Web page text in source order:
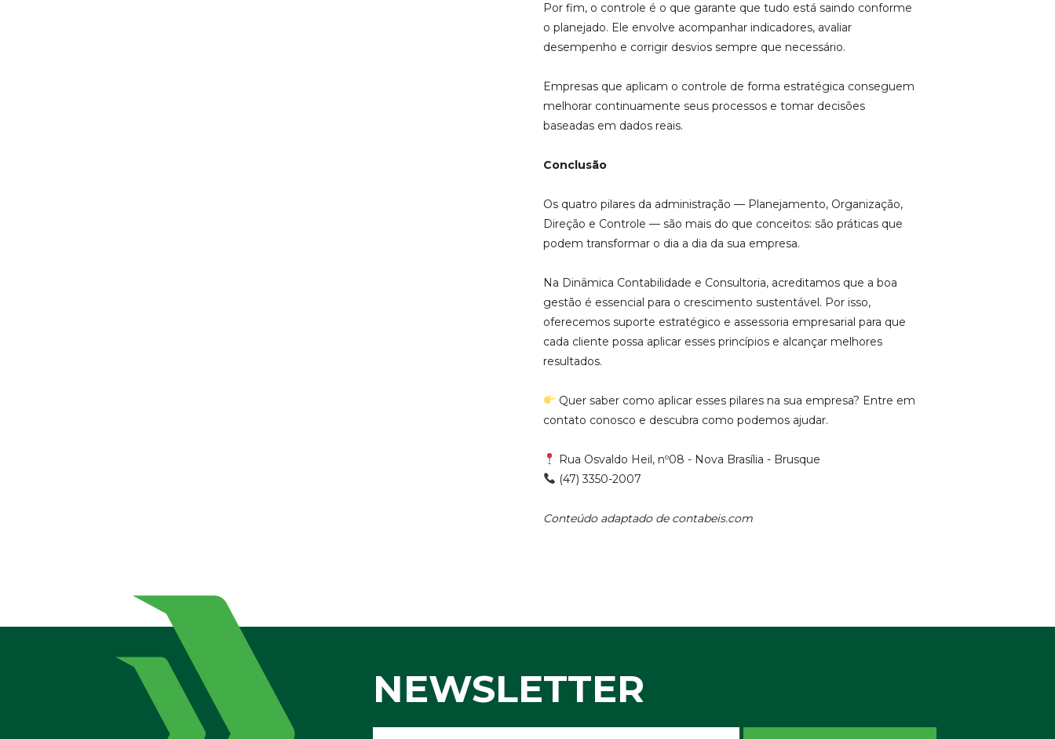
Por fim, o controle é o que garante que tudo está saindo conforme
o planejado. Ele envolve acompanhar indicadores, avaliar
desempenho e corrigir desvios sempre que necessário.
Empresas que aplicam o controle de forma estratégica conseguem
melhorar continuamente seus processos e tomar decisões
baseadas em dados reais.
Conclusão
Os quatro pilares da administração — Planejamento, Organização,
Direção e Controle — são mais do que conceitos: são práticas que
podem transformar o dia a dia da sua empresa.
Na Dinâmica Contabilidade e Consultoria, acreditamos que a boa
gestão é essencial para o crescimento sustentável. Por isso,
oferecemos suporte estratégico e assessoria empresarial para que
cada cliente possa aplicar esses princípios e alcançar melhores
resultados.
Quer saber como aplicar esses pilares na sua empresa? Entre em
contato conosco e descubra como podemos ajudar.
Rua Osvaldo Heil, nº08 - Nova Brasília - Brusque
(47) 3350-2007
Conteúdo adaptado de contabeis.com
NEWSLETTER